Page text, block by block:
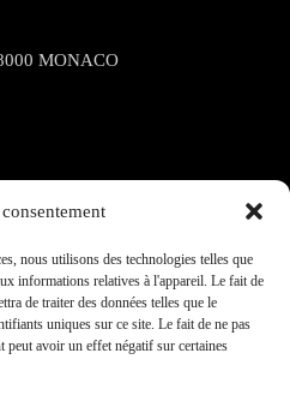
nous utilisons des technologies telles que
informations relatives à l'appareil. Le fait de
de traiter des données telles que le
uniques sur ce site. Le fait de ne pas
peut avoir un effet négatif sur certaines
MONACO